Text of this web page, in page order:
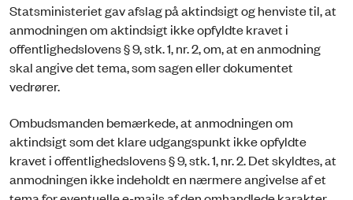
Statsministeriet gav afslag på aktindsigt og henviste til, at
anmodningen om aktindsigt ikke opfyldte kravet i
offentlighedslovens § 9, stk. 1, nr. 2, om, at en anmodning
skal angive det tema, som sagen eller dokumentet
vedrører.
Ombudsmanden bemærkede, at anmodningen om
aktindsigt som det klare udgangspunkt ikke opfyldte
kravet i offentlighedslovens § 9, stk. 1, nr. 2. Det skyldtes, at
anmodningen ikke indeholdt en nærmere angivelse af et